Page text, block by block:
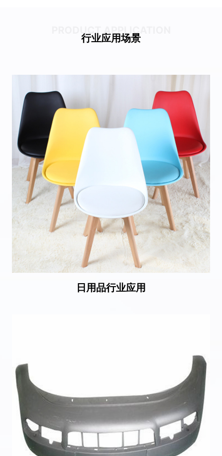
行业应用场景
PRODUCT APPLICATION
日用品行业应用